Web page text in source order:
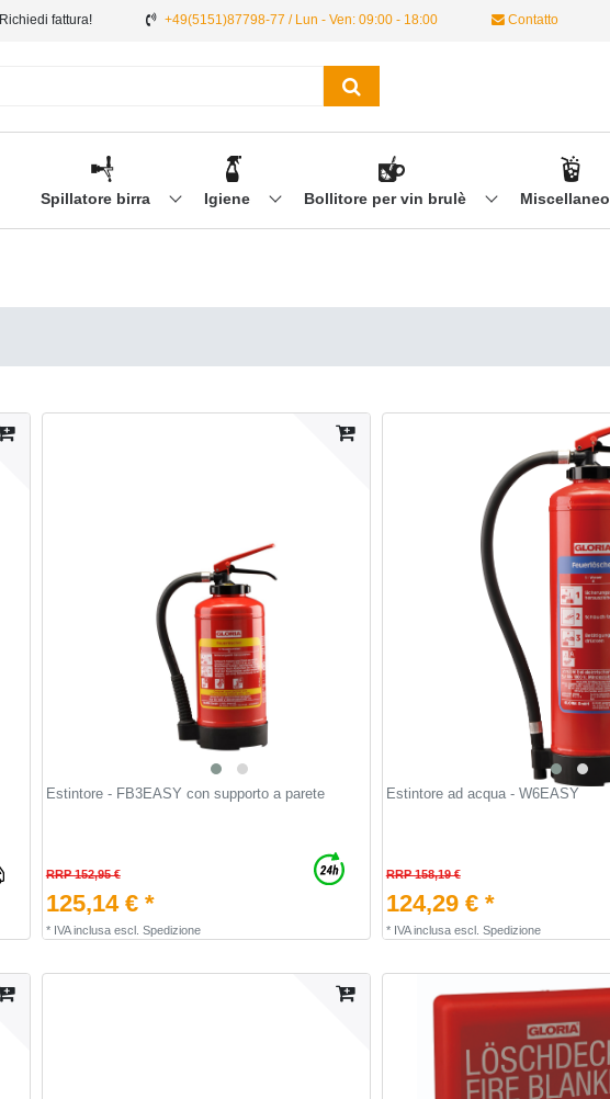
Richiedi fattura! +49(5151)87798-77 / Lun - Ven: 09:00 - 18:00 Contatto
Spillatore birra Igiene Bollitore per vin brulè Miscellaneo
Estintore - FB3EASY con supporto a parete
RRP 152,95 €
125,14 € *
* IVA inclusaescl. Spedizione
Estintore ad acqua - W6EASY
RRP 158,19 €
124,29 € *
* IVA inclusaescl. Spedizione